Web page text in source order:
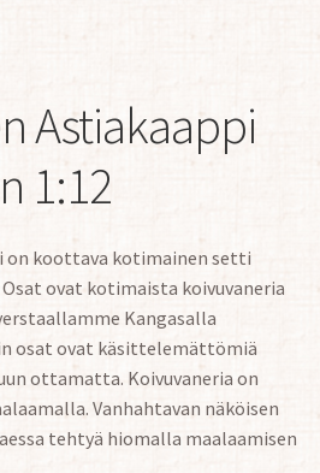
Astiakaappi
1:12
on koottava kotimainen setti
ovat kotimaista koivuvaneria
Kangasalla
osat ovat käsittelemättömiä
ottamatta. Koivuvaneria on
Vanhahtavan näköisen
tehtyä hiomalla maalaamisen